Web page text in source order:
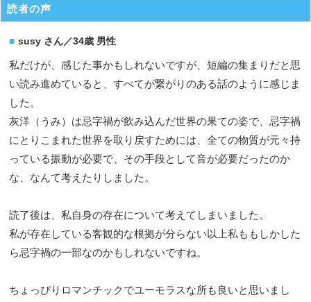
読者の声
susy さん／34歳 男性
私だけが、感じた事かもしれないですが、短編の集まりだと思
い読み進めていると、すべてが繋がりのある話のように感じま
した。
灰洋（うみ）は忌字禍が飲み込んだ世界の果ての姿で、忌字禍
にとりこまれた世界を取り戻すためには、全ての物質が元々持
っている振動が必要で、その手段として音が必要だったのか
な、なんて考えたりしました。
読了後は、私自身の存在について考えてしまいました。
私が存在している客観的な根拠が分らない以上私ももしかした
ら忌字禍の一部なのかもしれないですね。
ちょっぴりロマンチックでユーモラスな所も良いと思いまし